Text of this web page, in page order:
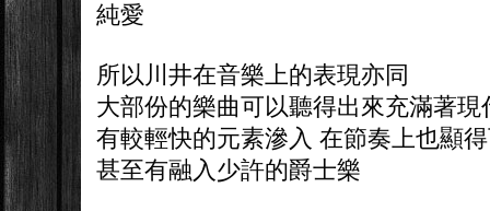
純愛
所以川井在音樂上的表現亦同
大部份的樂曲可以聽得出來充滿著現
有較輕快的元素滲入 在節奏上也顯
甚至有融入少許的爵士樂